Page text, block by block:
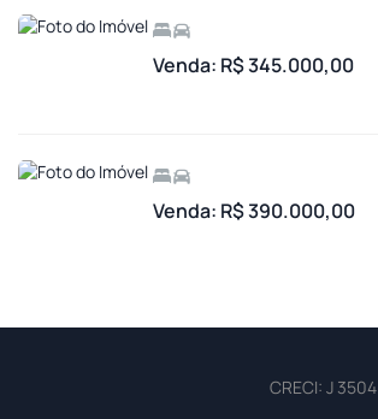
Venda: R$ 345.000,00
Venda: R$ 390.000,00
CRECI: J 3504